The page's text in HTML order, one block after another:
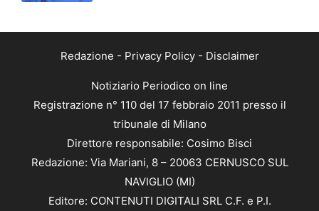
Redazione - Privacy Policy- Disclaimer
Notiziario Periodico on line
Registrazione n° 110 del 17 febbraio 2011 presso il
tribunale di Milano
Direttore responsabile: Cosimo Bisci
Redazione: Via Mariani, 8 – 20063 CERNUSCO SUL
NAVIGLIO (MI)
Editore: CONTENUTI DIGITALI SRL C.F. e P.I.